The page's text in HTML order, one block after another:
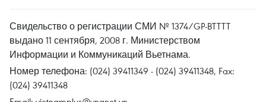
Свидельство о регистрации СМИ № 1374/GP-BTTTT
выдано 11 сентября, 2008 г. Министерством
Информации и Коммуникаций Вьетнама.
Номер телефона: (024) 39411349 - (024) 39411348, Fax:
(024) 39411348